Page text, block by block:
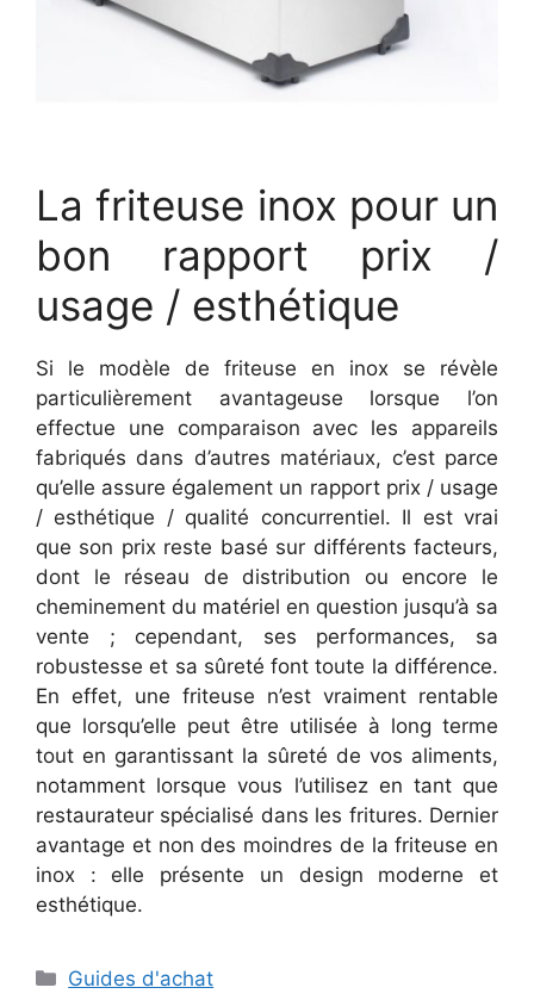
La friteuse inox pour un
bon rapport prix /
usage / esthétique
Si le modèle de friteuse en inox se révèle
particulièrement avantageuse lorsque l’on
effectue une comparaison avec les appareils
fabriqués dans d’autres matériaux, c’est parce
qu’elle assure également un rapport prix / usage
/ esthétique / qualité concurrentiel. Il est vrai
que son prix reste basé sur différents facteurs,
dont le réseau de distribution ou encore le
cheminement du matériel en question jusqu’à sa
vente ; cependant, ses performances, sa
robustesse et sa sûreté font toute la différence.
En effet, une friteuse n’est vraiment rentable
que lorsqu’elle peut être utilisée à long terme
tout en garantissant la sûreté de vos aliments,
notamment lorsque vous l’utilisez en tant que
restaurateur spécialisé dans les fritures. Dernier
avantage et non des moindres de la friteuse en
inox : elle présente un design moderne et
esthétique.
Catégories
Guides d'achat